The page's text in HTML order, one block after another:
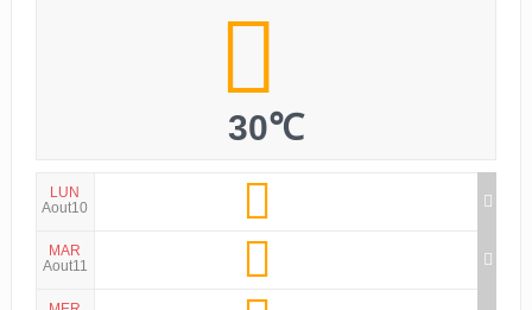
30℃
LUN
Aout10
MAR
Aout11